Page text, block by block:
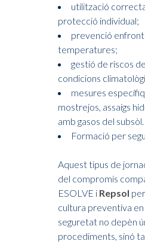
utilització
protecció individual;
prevenció enfront
temperatures;
gestió de riscos
condicions
mesures
mostrejos, assaigs
amb gasos del subsòl.
Formació per
Aquest tipus de
del compromís
ESOLVE i Repsol
cultura preventiva en
seguretat no depèn
procediments, sinó